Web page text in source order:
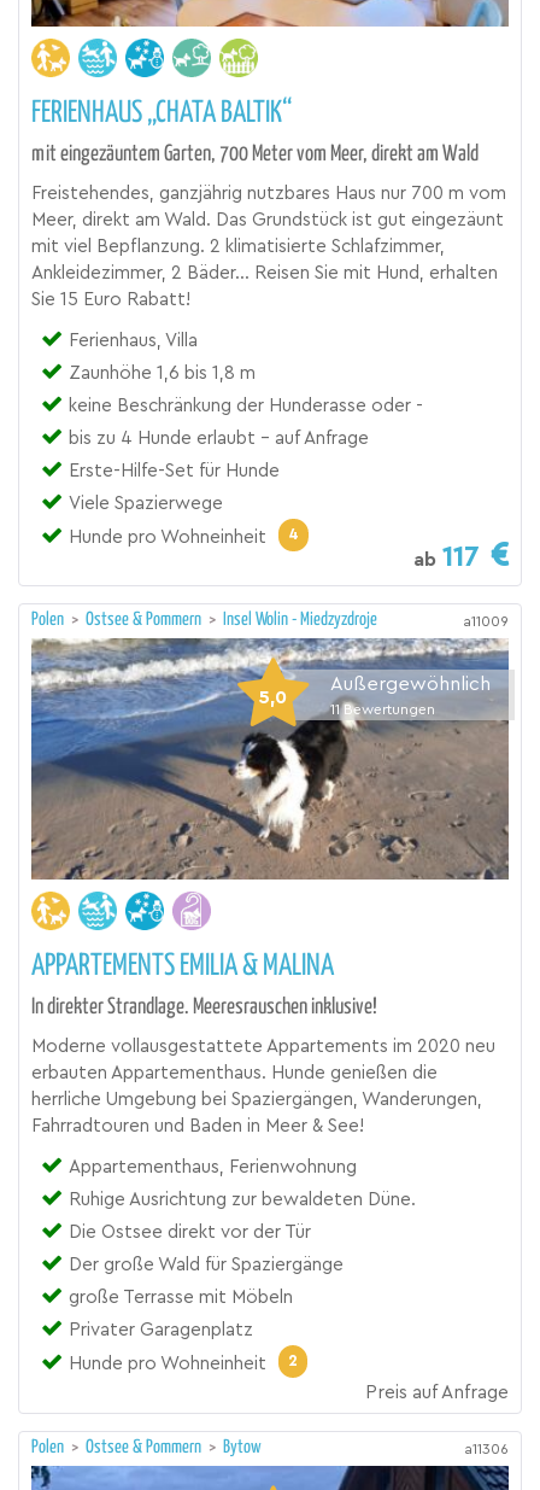
FERIENHAUS „CHATA BALTIK“
mit eingezäuntem Garten, 700 Meter vom Meer, direkt am Wald
Freistehendes, ganzjährig nutzbares Haus nur 700 m vom
Meer, direkt am Wald. Das Grundstück ist gut eingezäunt
mit viel Bepflanzung. 2 klimatisierte Schlafzimmer,
Ankleidezimmer, 2 Bäder... Reisen Sie mit Hund, erhalten
Sie 15 Euro Rabatt!
Ferienhaus, Villa
Zaunhöhe 1,6 bis 1,8 m
keine Beschränkung der Hunderasse oder -
bis zu 4 Hunde erlaubt – auf Anfrage
Erste-Hilfe-Set für Hunde
Viele Spazierwege
Hunde pro Wohneinheit
4
ab 117
Polen > Ostsee & Pommern > Insel Wolin - Miedzyzdroje a11009
5,0
Außergewöhnlich
11 Bewertungen
APPARTEMENTS EMILIA & MALINA
In direkter Strandlage. Meeresrauschen inklusive!
Moderne vollausgestattete Appartements im 2020 neu
erbauten Appartementhaus. Hunde genießen die
herrliche Umgebung bei Spaziergängen, Wanderungen,
Fahrradtouren und Baden in Meer & See!
Appartementhaus, Ferienwohnung
Ruhige Ausrichtung zur bewaldeten Düne.
Die Ostsee direkt vor der Tür
Der große Wald für Spaziergänge
große Terrasse mit Möbeln
Privater Garagenplatz
Hunde pro Wohneinheit
2
Preis auf Anfrage
Polen > Ostsee & Pommern > Bytow a11306